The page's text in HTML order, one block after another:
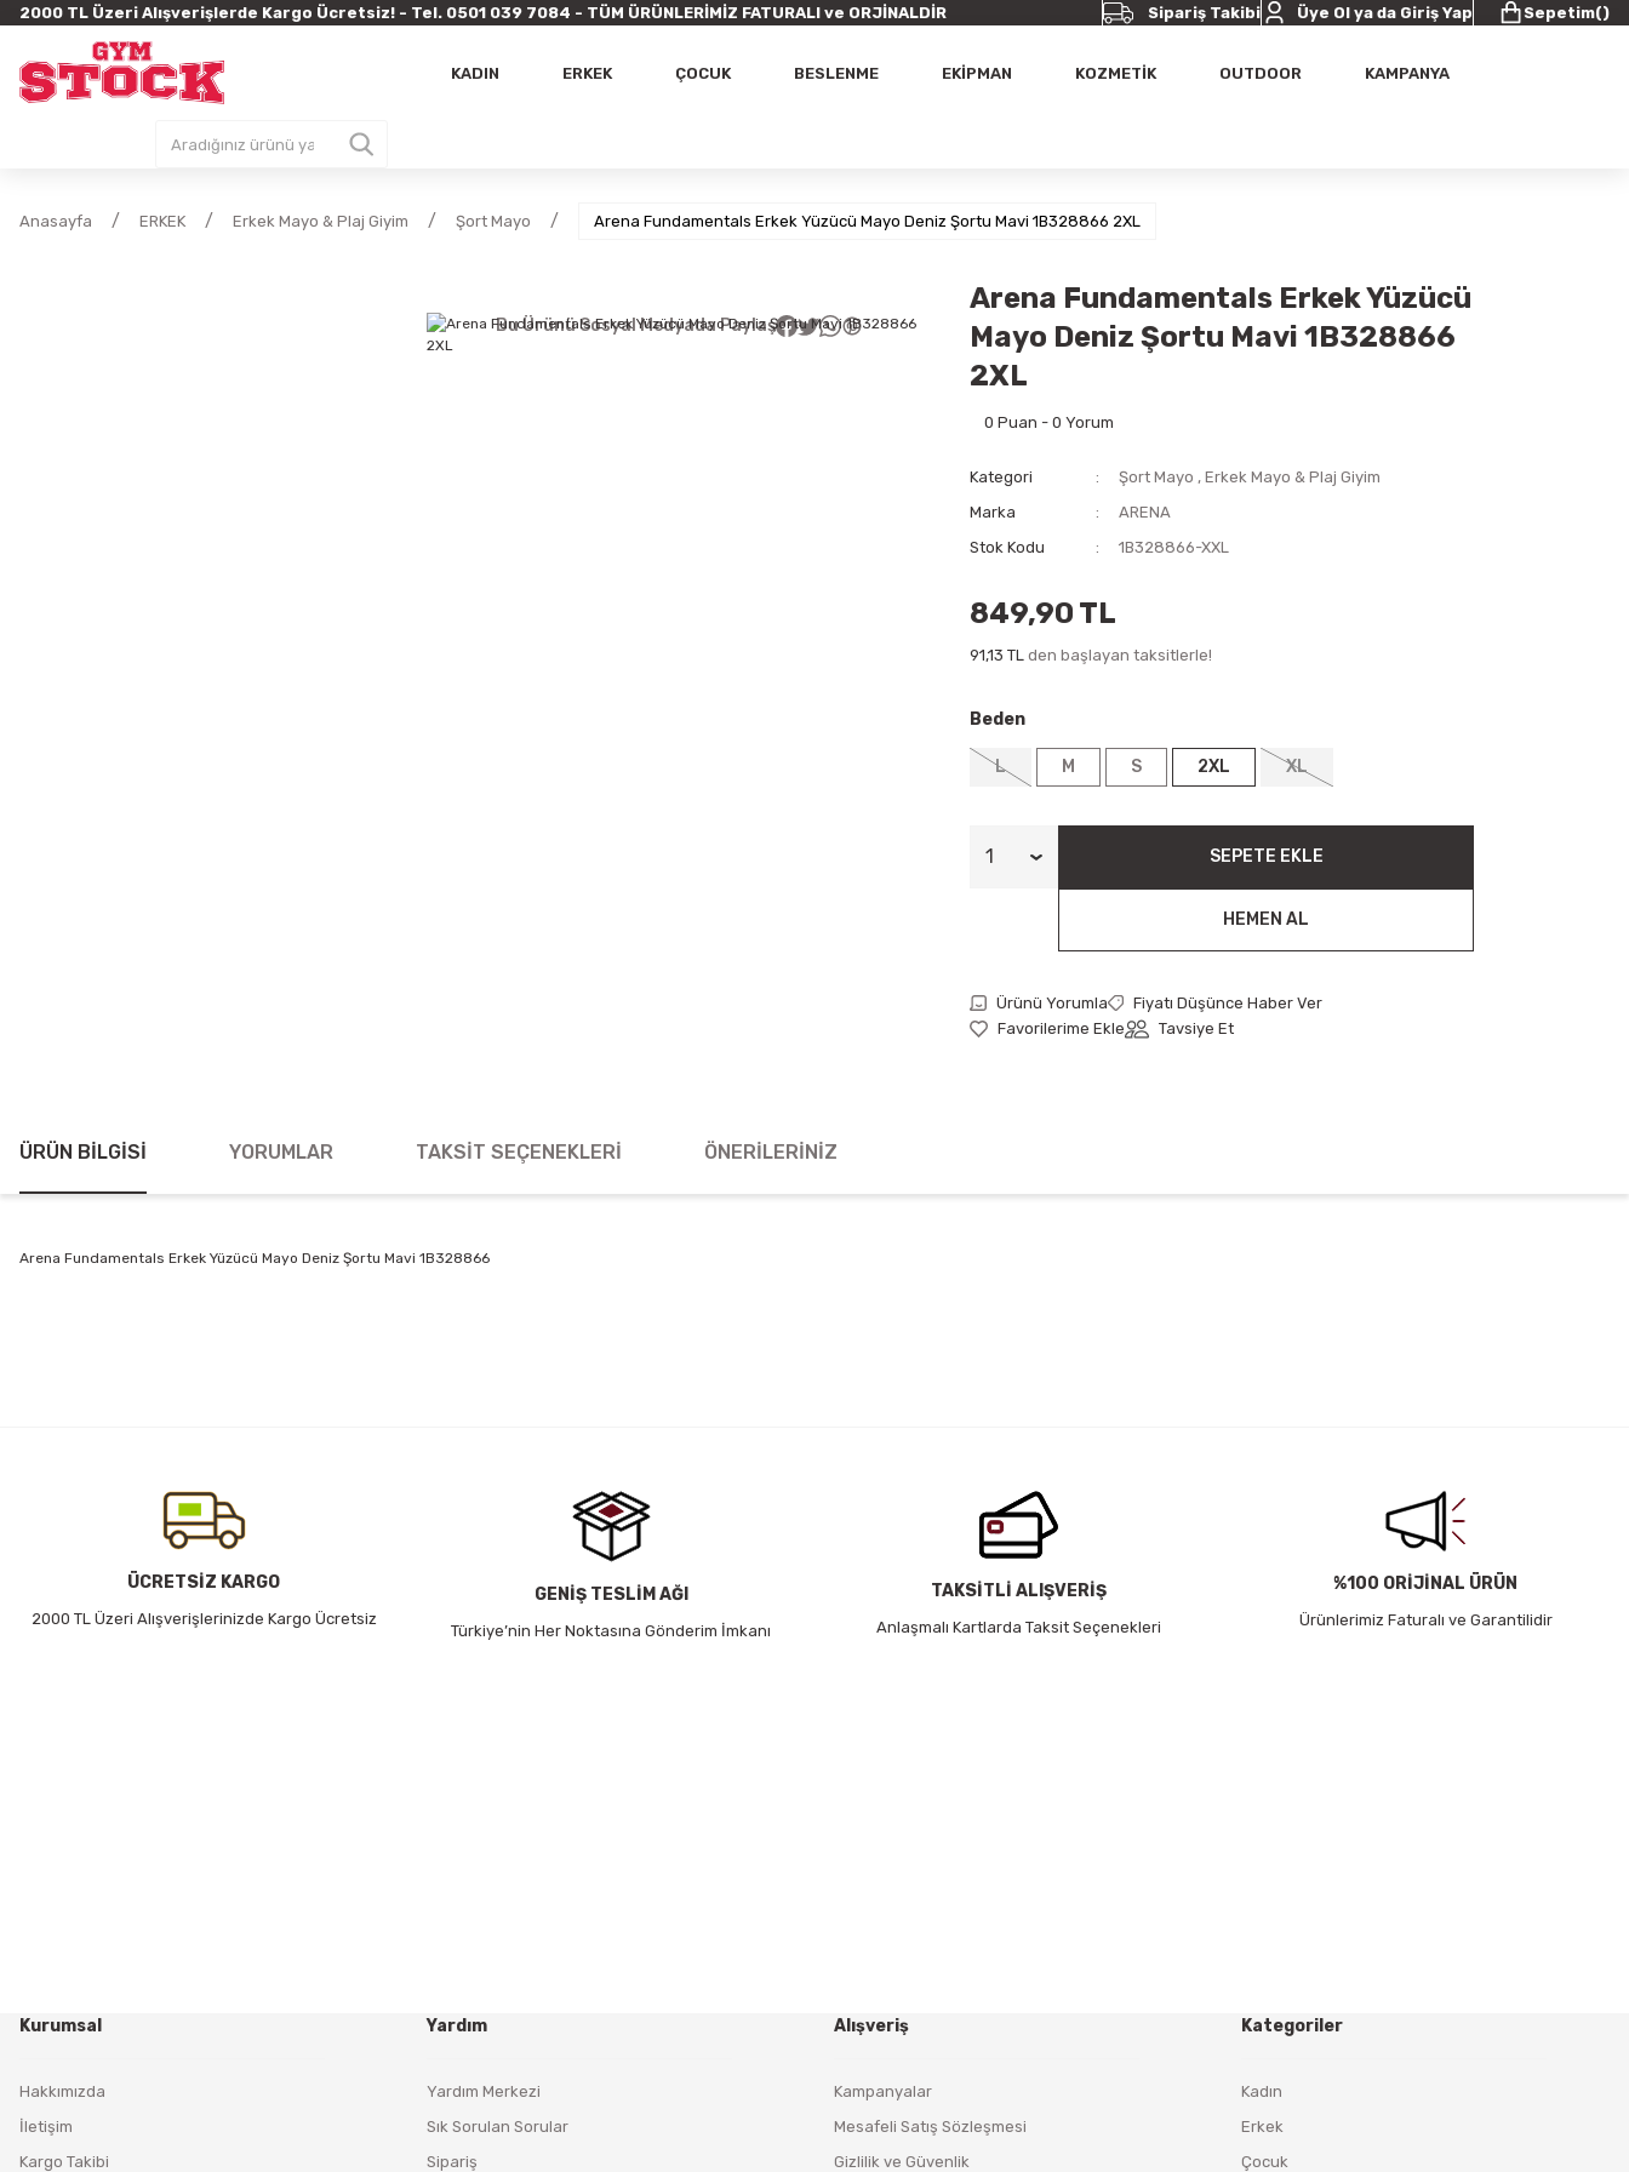
2000 TL Üzeri Alışverişlerde Kargo Ücretsiz! - Tel. 0501 039 7084 - TÜM ÜRÜNLERİMİZ FATURALI ve ORJİNALDİR Sipariş Takibi Üye Ol ya da Giriş Yap Sepetim()
KADIN ERKEK ÇOCUK BESLENME EKİPMAN KOZMETİK OUTDOOR KAMPANYA
Anasayfa ERKEK Erkek Mayo & Plaj Giyim Şort Mayo Arena Fundamentals Erkek Yüzücü Mayo Deniz Şortu Mavi 1B328866 2XL
Bu Ürünü Sosyal Medyada Paylaş
Arena Fundamentals Erkek Yüzücü
Mayo Deniz Şortu Mavi 1B328866
2XL
0 Puan - 0 Yorum
Kategori Şort Mayo , Erkek Mayo & Plaj Giyim
Marka
ARENA
Stok Kodu
1B328866-XXL
849,90 TL
91,13 TL den başlayan taksitlerle!
Beden
L M S 2XL XL
SEPETE EKLE
HEMEN AL
Ürünü Yorumla
Fiyatı Düşünce Haber Ver
Tavsiye Et
ÜRÜN BILGISI YORUMLAR TAKSIT SEÇENEKLERI ÖNERILERINIZ
Arena Fundamentals Erkek Yüzücü Mayo Deniz Şortu Mavi 1B328866
Ürün bilgilerinde hatalar bulunuyor.
Ürün fiyatı diğer sitelerden daha pahalı.
Bu ürüne benzer farklı alternatifler olmalı.
ÜCRETSİZ KARGO
2000 TL Üzeri Alışverişlerinizde Kargo Ücretsiz
GENİŞ TESLİM AĞI
Türkiye’nin Her Noktasına Gönderim İmkanı
TAKSİTLİ ALIŞVERİŞ
Anlaşmalı Kartlarda Taksit Seçenekleri
%100 ORİJİNAL ÜRÜN
Ürünlerimiz Faturalı ve Garantilidir
Kurumsal
Hakkımızda
İletişim
Kargo Takibi
Yardım
Yardım Merkezi
Sık Sorulan Sorular
Sipariş
Alışveriş
Kampanyalar
Mesafeli Satış Sözleşmesi
Gizlilik ve Güvenlik
Kategoriler
Kadın
Erkek
Çocuk